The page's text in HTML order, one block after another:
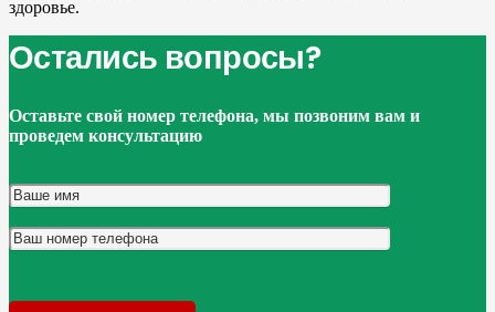
здоровье.
Остались вопросы?
Оставьте свой номер телефона, мы позвоним вам и
проведем консультацию